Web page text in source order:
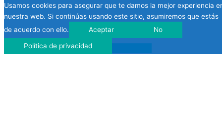
Usamos cookies para asegurar que te damos la mejor experiencia
nuestra web. Si continúas usando este sitio, asumiremos que estás
de acuerdo con ello.
Aceptar No
Política de privacidad